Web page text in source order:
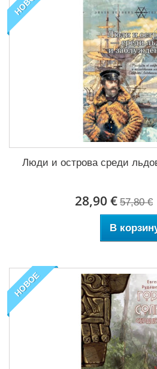
Люди и острова среди
28,90 € 57,80 €
В
НОВОЕ